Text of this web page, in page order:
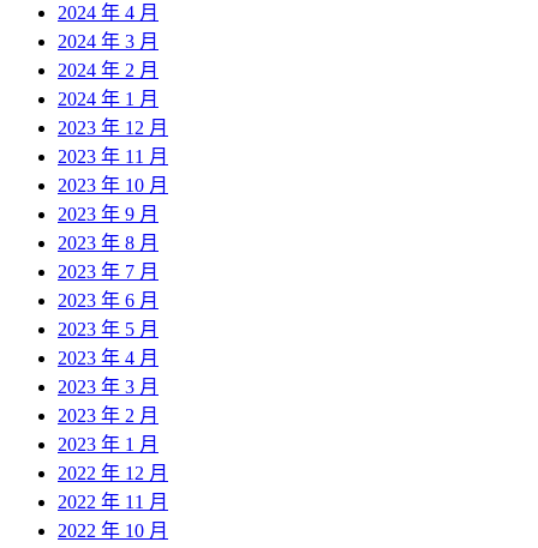
2024 年 4 月
2024 年 3 月
2024 年 2 月
2024 年 1 月
2023 年 12 月
2023 年 11 月
2023 年 10 月
2023 年 9 月
2023 年 8 月
2023 年 7 月
2023 年 6 月
2023 年 5 月
2023 年 4 月
2023 年 3 月
2023 年 2 月
2023 年 1 月
2022 年 12 月
2022 年 11 月
2022 年 10 月